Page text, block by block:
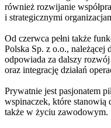
również rozwijanie
i strategicznymi
Od czerwca pełni także
Polska Sp. z o.o., należącej
odpowiada za dalszy
oraz integrację działań
Prywatnie jest pasjonatem
wspinaczek, które stanowią
także w życiu zawodowym.